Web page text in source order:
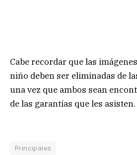
Cabe recordar que las
niño deben ser eliminadas de
una vez que ambos sean
de las garantías que les asisten.
Principales